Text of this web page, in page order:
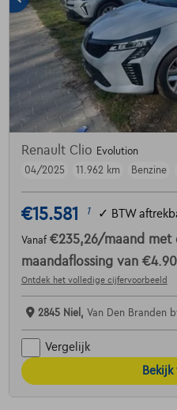
Renault Clio Evolution
04/2025
11.962 km Benzine
€15.581 1 ✓ BTW
Vanaf €235,26/maand met
maandaflossing van
Ontdek het volledige cijfervoorbeeld
2845 Niel, Van Den Branden
Vergelijk